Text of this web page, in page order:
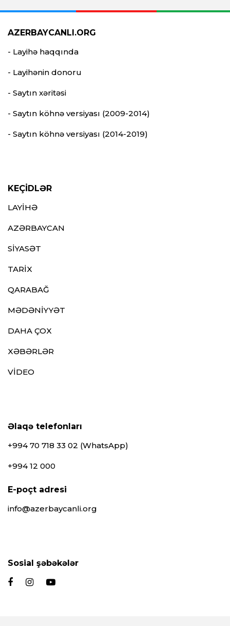
AZERBAYCANLI.ORG
- Layihə haqqında
- Layihənin donoru
- Saytın xəritəsi
- Saytın köhnə versiyası (2009-2014)
- Saytın köhnə versiyası (2014-2019)
KEÇİDLƏR
LAYİHƏ
AZƏRBAYCAN
SİYASƏT
TARİX
QARABAĞ
MƏDƏNİYYƏT
DAHA ÇOX
XƏBƏRLƏR
VİDEO
Əlaqə telefonları
+994 70 718 33 02 (WhatsApp)
+994 12 000
E-poçt adresi
info@azerbaycanli.org
Sosial şəbəkələr